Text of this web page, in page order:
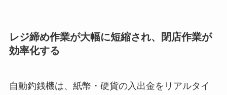
レジ締め作業が大幅に短縮され、閉店作業が
効率化する
自動釣銭機は、紙幣・硬貨の入出金をリアルタイ